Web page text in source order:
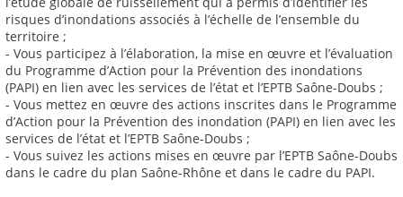
risques d’inondations associés à l’échelle de l’ensemble du
territoire ;
- Vous participez à l’élaboration, la mise en œuvre et l’évaluation
du Programme d’Action pour la Prévention des inondations
(PAPI) en lien avec les services de l’état et l’EPTB Saône-Doubs ;
- Vous mettez en œuvre des actions inscrites dans le Programme
d’Action pour la Prévention des inondation (PAPI) en lien avec les
services de l’état et l’EPTB Saône-Doubs ;
- Vous suivez les actions mises en œuvre par l’EPTB Saône-Doubs
dans le cadre du plan Saône-Rhône et dans le cadre du PAPI.